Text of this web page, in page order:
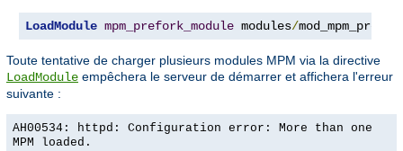
LoadModule mpm_prefork_module modules/
Toute tentative de charger plusieurs modules MPM via la directive
LoadModule empêchera le serveur de démarrer et affichera l'erreur
suivante :
AH00534: httpd: Configuration error: More than one
MPM loaded.